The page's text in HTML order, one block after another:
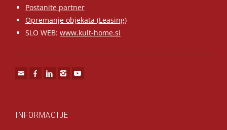
Postanite partner
Opremanje objekata (Leasing)
SLO WEB: www.kult-home.si
INFORMACIJE